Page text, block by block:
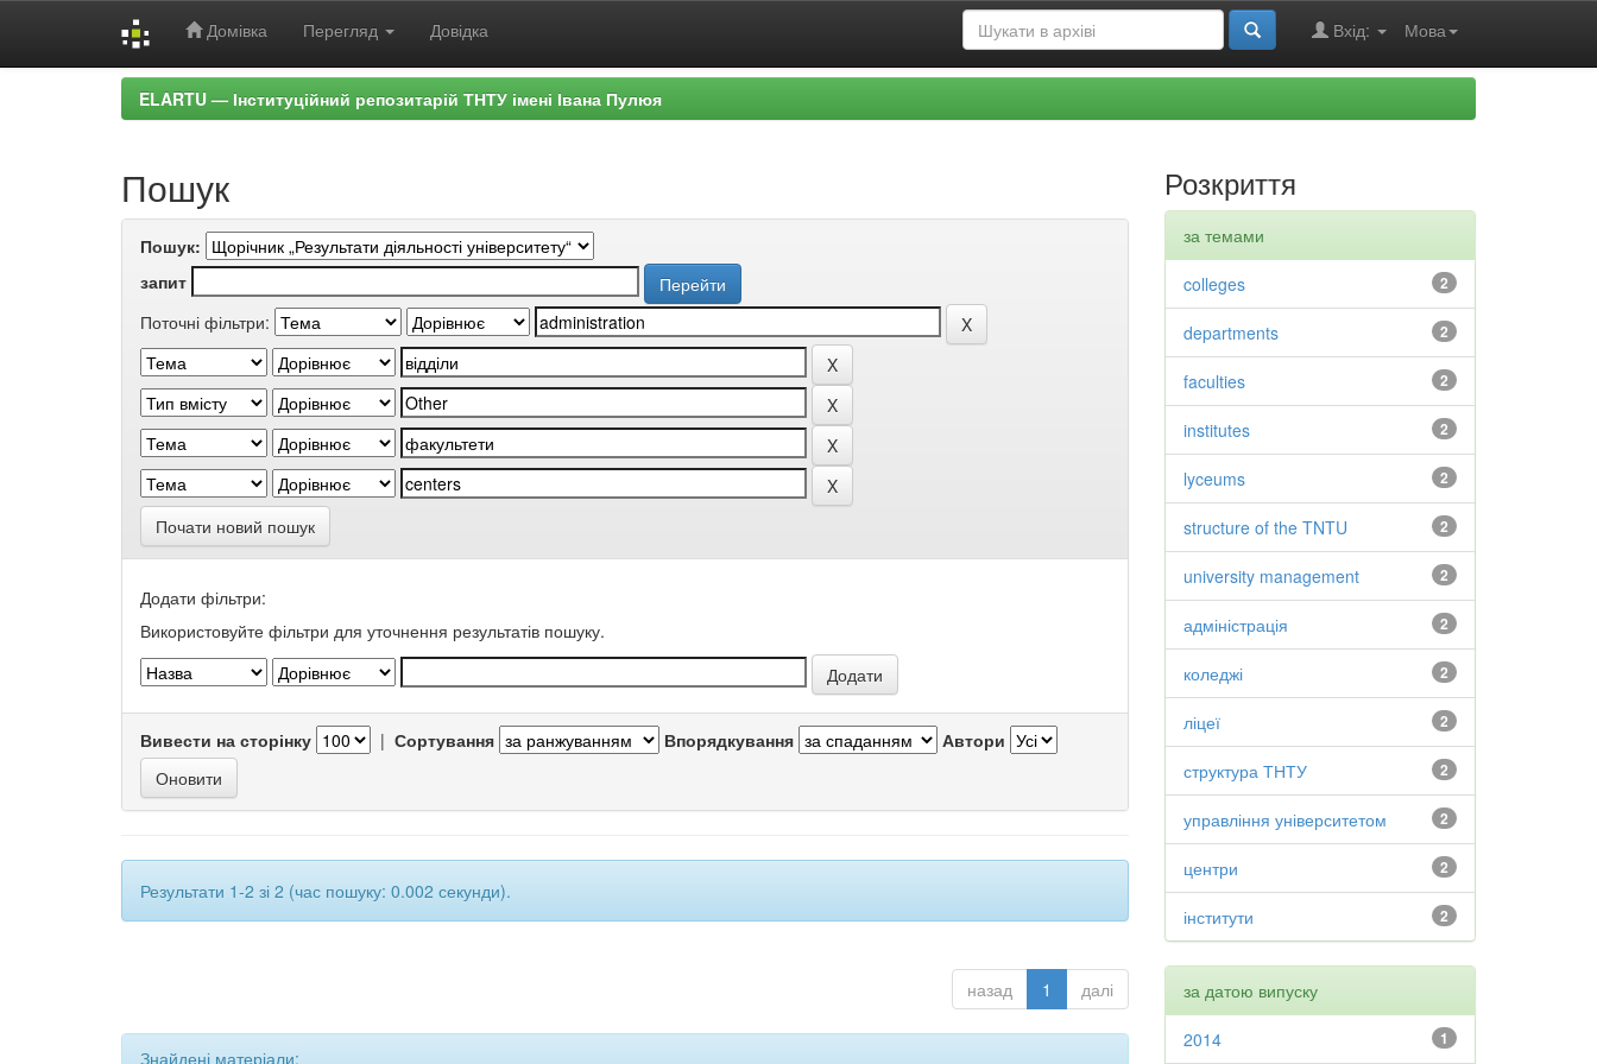
Домівка Перегляд Довідка Мова
Вхід:
ELARTU — Інституційний репозитарій ТНТУ імені Івана Пулюя
Пошук
Пошук:
запит
Поточні фільтри:
Почати новий пошук
Додати фільтри:
Використовуйте фільтри для уточнення результатів пошуку.
Вивести на сторінку | Сортування Впорядкування Автори
Результати 1-2 зі 2 (час пошуку: 0.002 секунди).
назад 1 далі
Знайдені матеріали:
Розкриття
за темами
2
colleges
2
departments
2
faculties
2
institutes
2
lyceums
2
structure of the TNTU
2
university management
2
адміністрація
2
коледжі
2
ліцеї
2
структура ТНТУ
2
управління університетом
2
центри
2
інститути
за датою випуску
1
2014